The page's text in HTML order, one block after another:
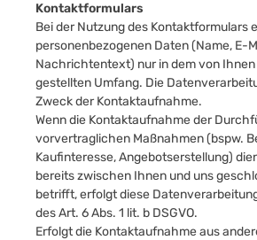
Kontaktformulars
Bei der Nutzung des Kontaktformulars
personenbezogenen Daten (Name, E-
Nachrichtentext) nur in dem von
gestellten Umfang. Die
Zweck der Kontaktaufnahme.
Wenn die Kontaktaufnahme der
vorvertraglichen Maßnahmen (bspw.
Kaufinteresse, Angebotserstellung)
bereits zwischen Ihnen und uns
betrifft, erfolgt diese
des Art. 6 Abs. 1 lit. b DSGVO.
Erfolgt die Kontaktaufnahme aus